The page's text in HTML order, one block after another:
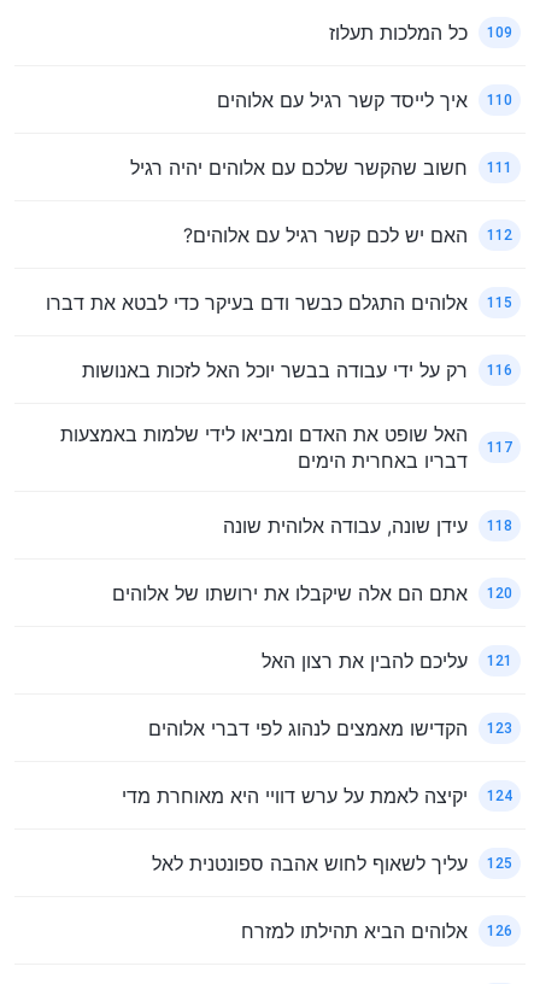
109 כל המלכות תעלוז
110 איך לייסד קשר רגיל עם אלוהים
111 חשוב שהקשר שלכם עם אלוהים יהיה רגיל
112 האם יש לכם קשר רגיל עם אלוהים?
115 אלוהים התגלם כבשר ודם בעיקר כדי לבטא את דברו
116 רק על ידי עבודה בבשר יוכל האל לזכות באנושות
117
האל שופט את האדם ומביאו לידי שלמות באמצעות
דבריו באחרית הימים
118 עידן שונה, עבודה אלוהית שונה
120 אתם הם אלה שיקבלו את ירושתו של אלוהים
121 עליכם להבין את רצון האל
123 הקדישו מאמצים לנהוג לפי דברי אלוהים
124 יקיצה לאמת על ערש דוויי היא מאוחרת מדי
125 עליך לשאוף לחוש אהבה ספונטנית לאל
126 אלוהים הביא תהילתו למזרח